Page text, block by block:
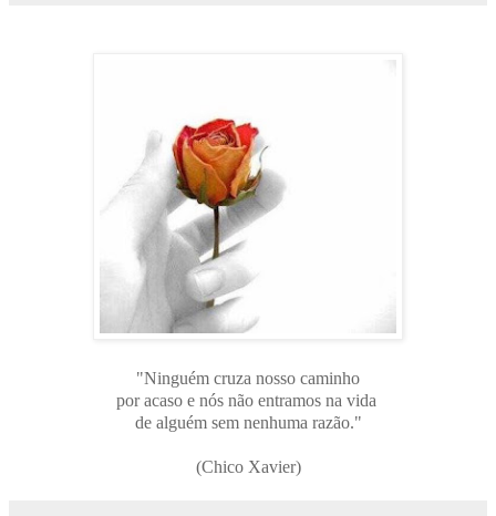
"Ninguém cruza nosso caminho
por acaso e nós não entramos na vida
de alguém sem nenhuma razão."
(Chico Xavier)